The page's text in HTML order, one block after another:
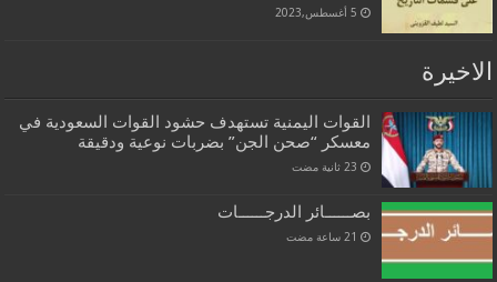
5 أغسطس,2023
الاخيرة
القوات اليمنية تستهدف حشود القوات السعودية في
معسكر “صحن الجن” بضربات نوعية ودقيقة
بصــــــائر الدرجــــــات